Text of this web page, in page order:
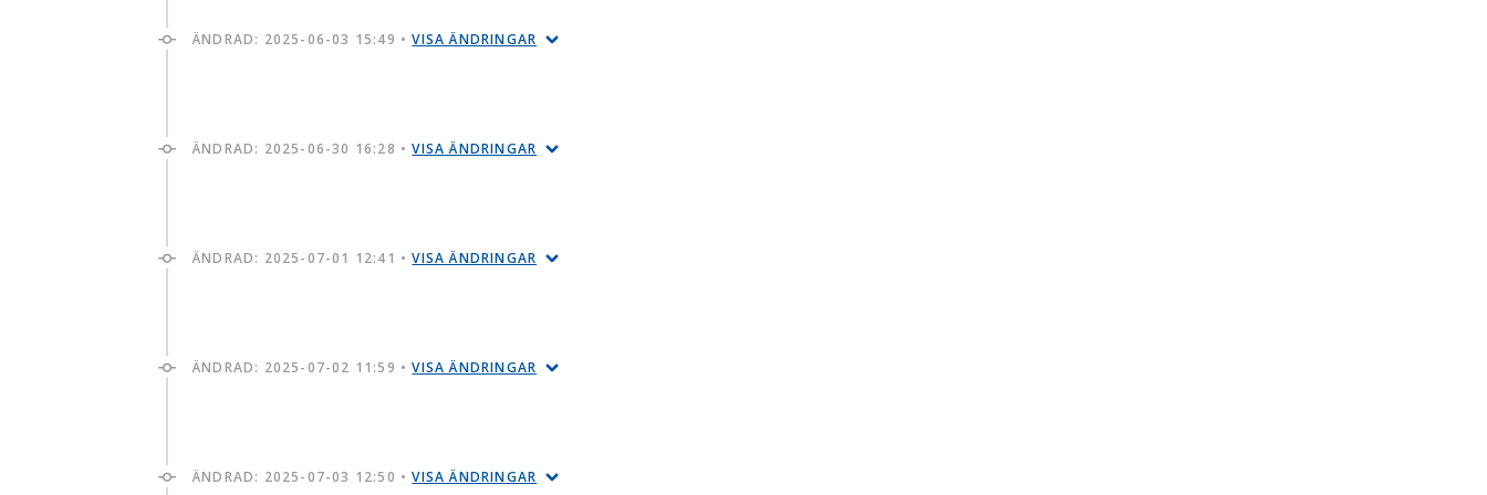
ÄNDRAD: 2025-06-03 15:49 •VISA ÄNDRINGAR
ÄNDRAD: 2025-06-30 16:28 •VISA ÄNDRINGAR
ÄNDRAD: 2025-07-01 12:41 •VISA ÄNDRINGAR
ÄNDRAD: 2025-07-02 11:59 •VISA ÄNDRINGAR
ÄNDRAD: 2025-07-03 12:50 •VISA ÄNDRINGAR